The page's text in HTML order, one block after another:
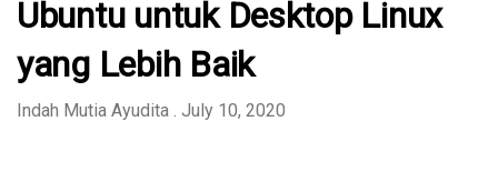
Ubuntu untuk Desktop Linux
yang Lebih Baik
Indah Mutia Ayudita . July 10, 2020